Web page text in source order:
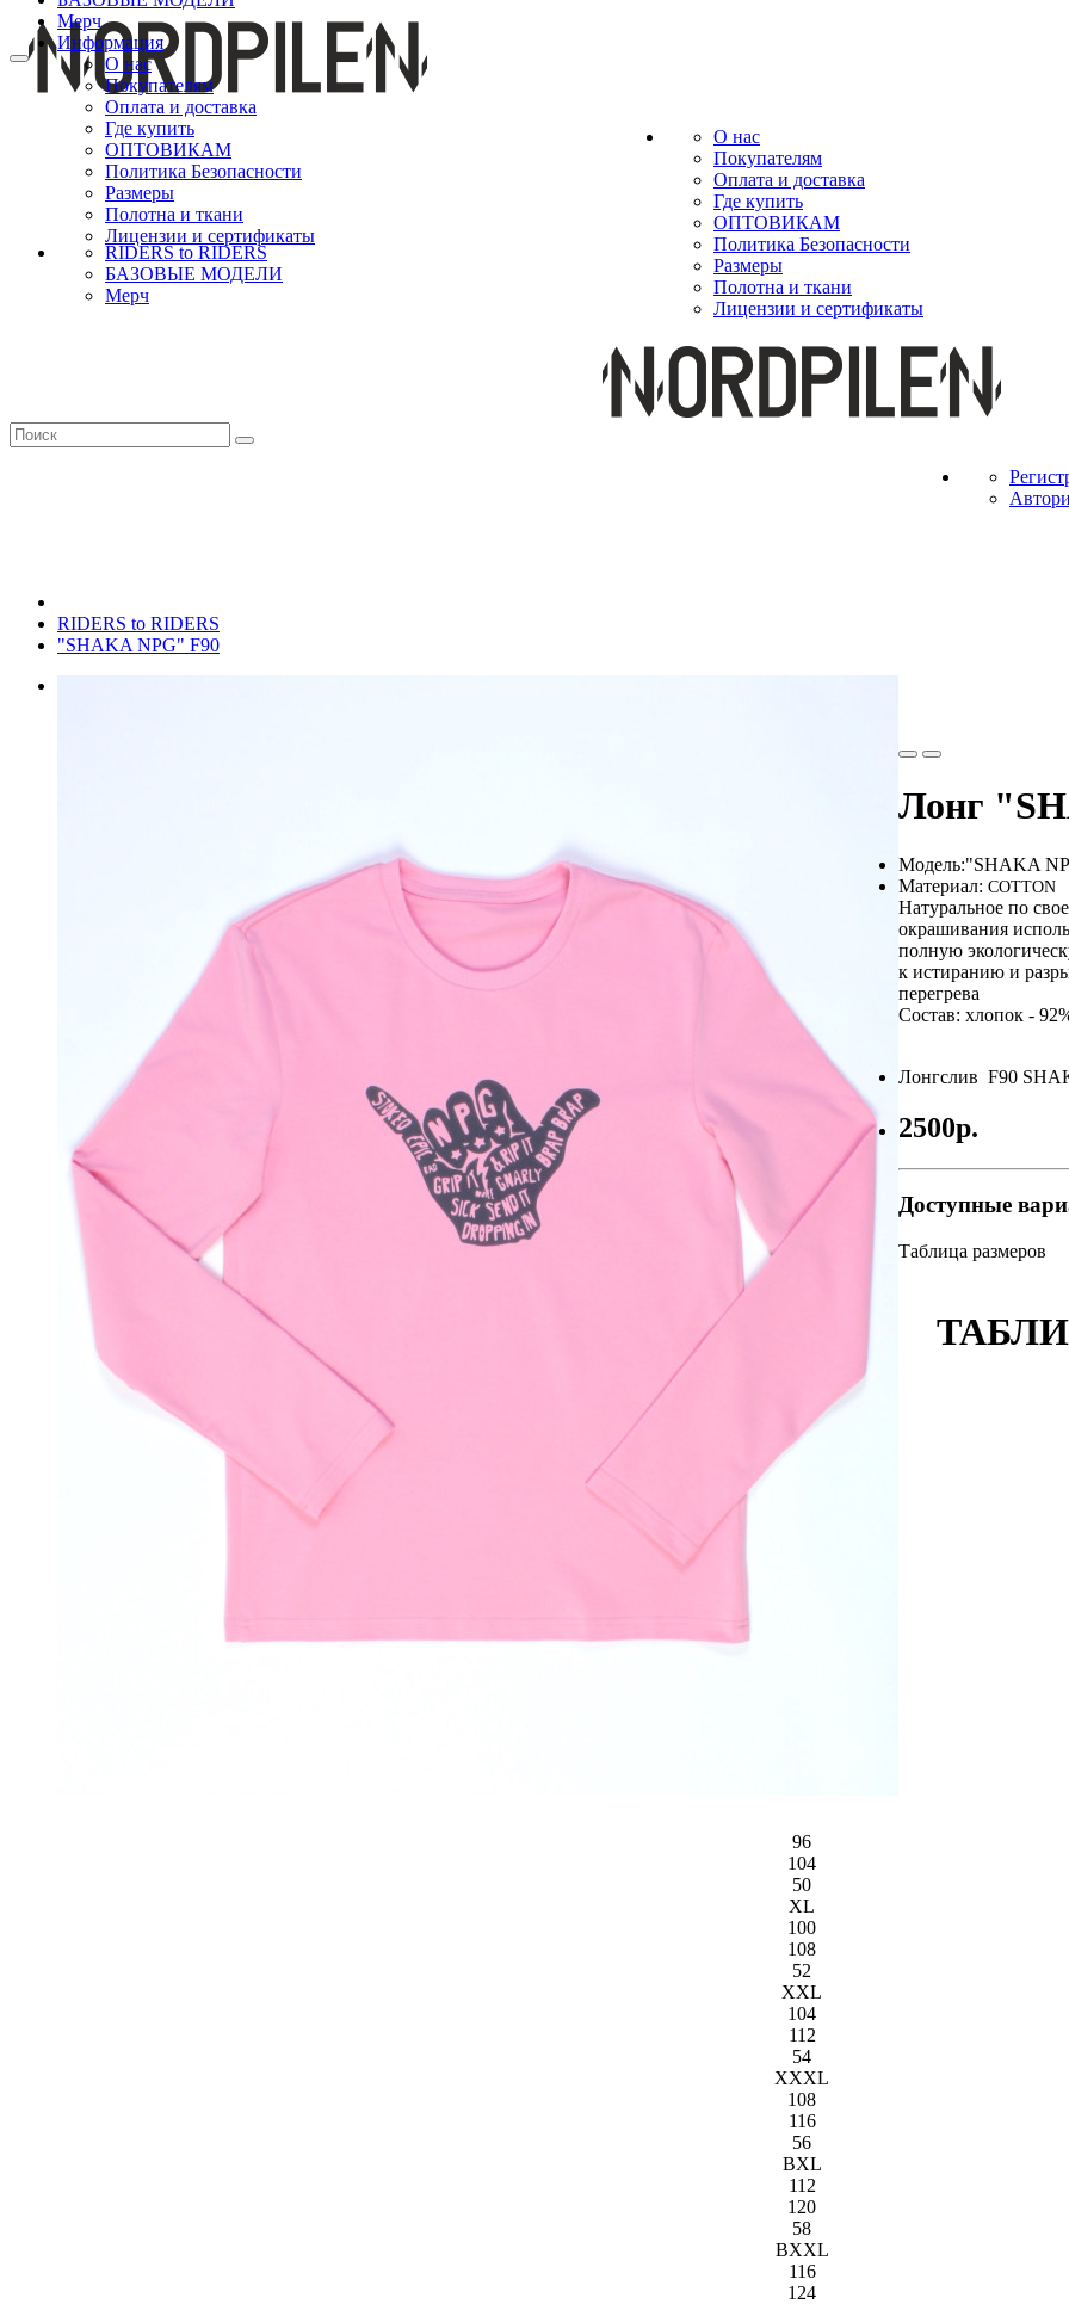
Мерч
Информация
О нас
Покупателям
Оплата и доставка
Где купить
ОПТОВИКАМ
Политика Безопасности
Размеры
Полотна и ткани
Лицензии и сертификаты
RIDERS to RIDERS
БАЗОВЫЕ МОДЕЛИ
Мерч
О нас
Покупателям
Оплата и доставка
Где купить
ОПТОВИКАМ
Политика Безопасности
Размеры
Полотна и ткани
Лицензии и сертификаты
RIDERS to RIDERS
"SHAKA NPG" F90
Лонг
Модель:"SHAKA
Материал: COTTON
Натуральное по
окрашивания
полную
к истиранию и
перегрева
Состав: хлопок -
Лонгслив F90
2500р.
Доступные
Таблица размеров
96
104
50
XL
100
108
52
XXL
104
112
54
XXXL
108
116
56
BXL
112
120
58
BXXL
116
124